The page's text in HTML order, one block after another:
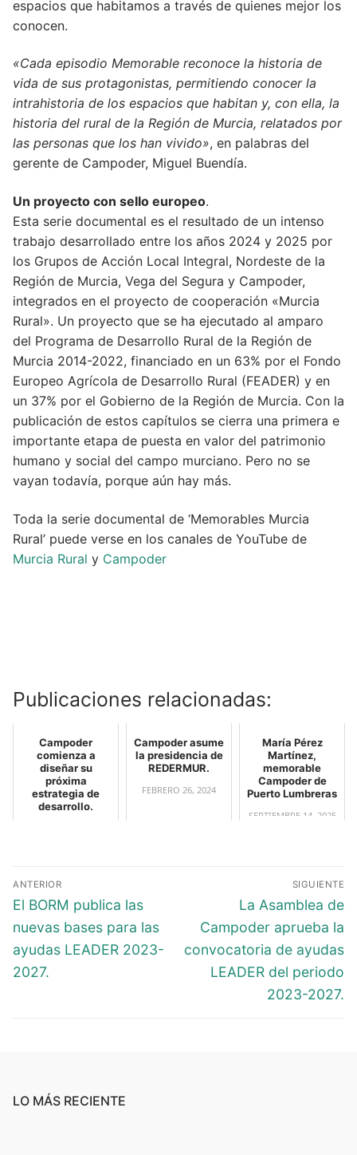
espacios que habitamos a través de quienes mejor los
conocen.
«Cada episodio Memorable reconoce la historia de
vida de sus protagonistas, permitiendo conocer la
intrahistoria de los espacios que habitan y, con ella, la
historia del rural de la Región de Murcia, relatados por
las personas que los han vivido», en palabras del
gerente de Campoder, Miguel Buendía.
Un proyecto con sello europeo.
Esta serie documental es el resultado de un intenso
trabajo desarrollado entre los años 2024 y 2025 por
los Grupos de Acción Local Integral, Nordeste de la
Región de Murcia, Vega del Segura y Campoder,
integrados en el proyecto de cooperación «Murcia
Rural». Un proyecto que se ha ejecutado al amparo
del Programa de Desarrollo Rural de la Región de
Murcia 2014-2022, financiado en un 63% por el Fondo
Europeo Agrícola de Desarrollo Rural (FEADER) y en
un 37% por el Gobierno de la Región de Murcia. Con la
publicación de estos capítulos se cierra una primera e
importante etapa de puesta en valor del patrimonio
humano y social del campo murciano. Pero no se
vayan todavía, porque aún hay más.
Toda la serie documental de ‘Memorables Murcia
Rural’ puede verse en los canales de YouTube de
Murcia Rural y Campoder
Publicaciones relacionadas:
Campoder
comienza a
diseñar su
próxima
estrategia de
desarrollo.
Campoder asume
la presidencia de
REDERMUR.
FEBRERO 26, 2024
María Pérez
Martínez,
memorable
Campoder de
Puerto Lumbreras
SEPTIEMBRE 14, 2025
ANTERIOR
El BORM publica las
nuevas bases para las
ayudas LEADER 2023-
2027.
SIGUIENTE
La Asamblea de
Campoder aprueba la
convocatoria de ayudas
LEADER del periodo
2023-2027.
LO MÁS RECIENTE